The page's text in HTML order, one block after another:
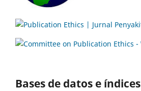
Bases de datos e índices